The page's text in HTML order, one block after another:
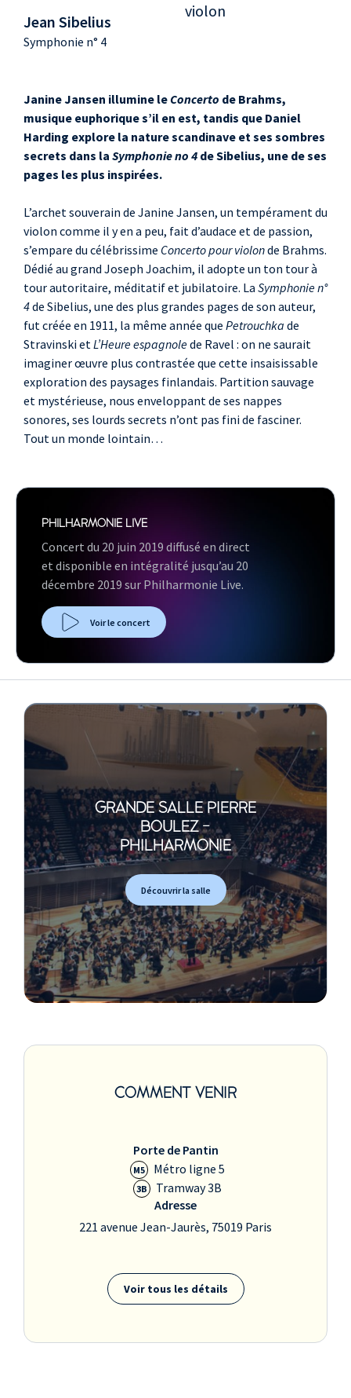
Jean Sibelius
Symphonie n° 4
violon
Janine Jansen illumine le Concerto de Brahms,
musique euphorique s’il en est, tandis que Daniel
Harding explore la nature scandinave et ses sombres
secrets dans la Symphonie no 4 de Sibelius, une de ses
pages les plus inspirées.
L’archet souverain de Janine Jansen, un tempérament du
violon comme il y en a peu, fait d’audace et de passion,
s’empare du célébrissime Concerto pour violonde Brahms.
Dédié au grand Joseph Joachim, il adopte un ton tour à
tour autoritaire, méditatif et jubilatoire. La Symphonie n°
4de Sibelius, une des plus grandes pages de son auteur,
fut créée en 1911, la même année que Petrouchka de
Stravinski etL’Heure espagnolede Ravel : on ne saurait
imaginer œuvre plus contrastée que cette insaisissable
exploration des paysages finlandais. Partition sauvage
et mystérieuse, nous enveloppant de ses nappes
sonores, ses lourds secrets n’ont pas fini de fasciner.
Tout un monde lointain…
PHILHARMONIE LIVE
Concert du 20 juin 2019 diffusé en direct
et disponible en intégralité jusqu’au 20
décembre 2019 sur Philharmonie Live.
Voir le concert
GRANDE SALLE PIERRE
BOULEZ -
PHILHARMONIE
Découvrir la salle
COMMENT VENIR
Porte de Pantin
M5 Métro ligne 5
3B
Tramway 3B
Adresse
221 avenue Jean-Jaurès, 75019 Paris
Voir tous les détails